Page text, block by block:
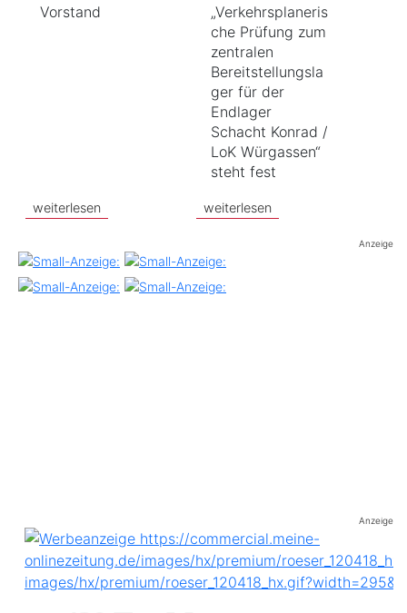
Vorstand
weiterlesen
„Verkehrsplaneris
che Prüfung zum
zentralen
Bereitstellungsla
ger für der
Endlager
Schacht Konrad /
LoK Würgassen“
steht fest
weiterlesen
Anzeige
Anzeige